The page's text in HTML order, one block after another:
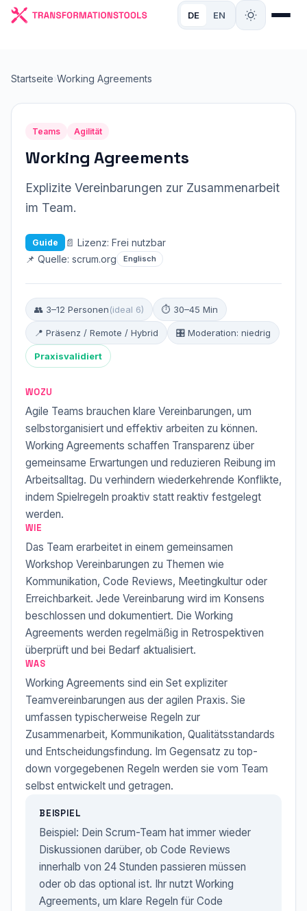
DE EN
Startseite Working Agreements
Teams Agilität
Working Agreements
Explizite Vereinbarungen zur Zusammenarbeit
im Team.
Guide
📄 Lizenz: Frei nutzbar
📌 Quelle: scrum.org
Englisch
👥 3–12 Personen(ideal 6) ⏱ 30–45 Min
📍 Präsenz / Remote / Hybrid 🎛 Moderation: niedrig
Praxisvalidiert
WOZU
Agile Teams brauchen klare Vereinbarungen, um
selbstorganisiert und effektiv arbeiten zu können.
Working Agreements schaffen Transparenz über
gemeinsame Erwartungen und reduzieren Reibung im
Arbeitsalltag. Du verhindern wiederkehrende Konflikte,
indem Spielregeln proaktiv statt reaktiv festgelegt
werden.
WIE
Das Team erarbeitet in einem gemeinsamen
Workshop Vereinbarungen zu Themen wie
Kommunikation, Code Reviews, Meetingkultur oder
Erreichbarkeit. Jede Vereinbarung wird im Konsens
beschlossen und dokumentiert. Die Working
Agreements werden regelmäßig in Retrospektiven
überprüft und bei Bedarf aktualisiert.
WAS
Working Agreements sind ein Set expliziter
Teamvereinbarungen aus der agilen Praxis. Sie
umfassen typischerweise Regeln zur
Zusammenarbeit, Kommunikation, Qualitätsstandards
und Entscheidungsfindung. Im Gegensatz zu top-
down vorgegebenen Regeln werden sie vom Team
selbst entwickelt und getragen.
BEISPIEL
Beispiel: Dein Scrum-Team hat immer wieder
Diskussionen darüber, ob Code Reviews
innerhalb von 24 Stunden passieren müssen
oder ob das optional ist. Ihr nutzt Working
Agreements, um klare Regeln für Code